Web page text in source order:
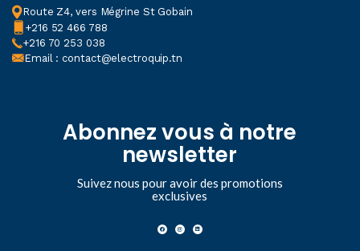
Route Z4, vers Mégrine St Gobain
+216 52 466 788
+216 70 253 038
Email : contact@electroquip.tn
Abonnez vous à notre
newsletter
Suivez nous pour avoir des promotions
exclusives